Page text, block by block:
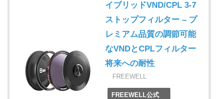
イブリッドVND/CPL 3-7
ストップフィルター – プ
レミアム品質の調節可能
なVNDとCPLフィルター
将来への耐性
FREEWELL
FREEWELL公式